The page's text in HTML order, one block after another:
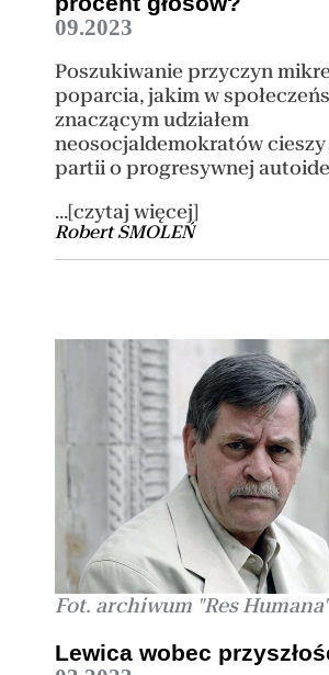
09.2023
Poszukiwanie przyczyn
poparcia, jakim w
znaczącym udziałem
neosocjaldemokratów
partii o progresywnej
...[czytaj więcej]
Robert SMOLEŃ
Fot. archiwum "Res
Lewica wobec